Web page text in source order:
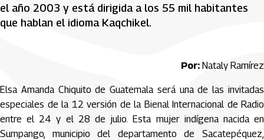
el año 2003 y está dirigida a los 55 mil habitantes
que hablan el idioma Kaqchikel.
Por: Nataly Ramírez
Elsa Amanda Chiquito de Guatemala será una de las invitadas
especiales de la 12 versión de la Bienal Internacional de Radio
entre el 24 y el 28 de julio. Esta mujer indígena nacida en
Sumpango, municipio del departamento de Sacatepéquez,